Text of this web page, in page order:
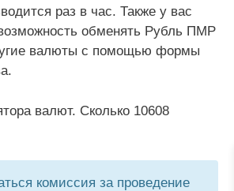
раз в час. Также у вас
обменять Рубль ПМР
валюты с помощью формы
валют. Сколько 10608
комиссия за проведение